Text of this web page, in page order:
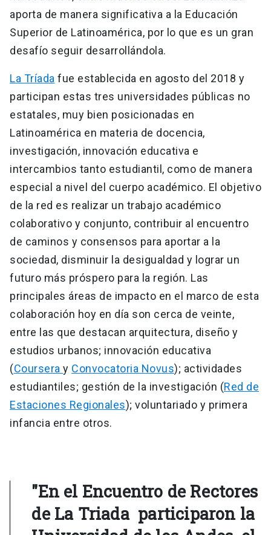
aporta de manera significativa a la Educación
Superior de Latinoamérica, por lo que es un gran
desafío seguir desarrollándola.
La Tríada fue establecida en agosto del 2018 y
participan estas tres universidades públicas no
estatales, muy bien posicionadas en
Latinoamérica en materia de docencia,
investigación, innovación educativa e
intercambios tanto estudiantil, como de manera
especial a nivel del cuerpo académico. El objetivo
de la red es realizar un trabajo académico
colaborativo y conjunto, contribuir al encuentro
de caminos y consensos para aportar a la
sociedad, disminuir la desigualdad y lograr un
futuro más próspero para la región. Las
principales áreas de impacto en el marco de esta
colaboración hoy en día son cerca de veinte,
entre las que destacan arquitectura, diseño y
estudios urbanos; innovación educativa
(Coursera y Convocatoria Novus); actividades
estudiantiles; gestión de la investigación (Red de
Estaciones Regionales); voluntariado y primera
infancia entre otros.
"En el Encuentro de Rectores
de La Triada participaron la